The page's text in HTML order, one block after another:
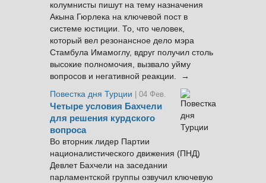
колумнисты пишут на тему назначения
Акына Гюрлека на ключевой пост в
системе юстиции. То, что человек,
который вел резонансное дело мэра
Стамбула Имамоглу, вдруг получил столь
высокие полномочия, вызвало уйму
вопросов и негативной реакции. →
Повестка дня Турции
| 04 Фев.
Четыре условия Бахчели
для решения курдского
вопроса
Во вторник лидер Партии
националистического движения (ПНД)
Девлет Бахчели на заседании
парламентской группы озвучил ключевую